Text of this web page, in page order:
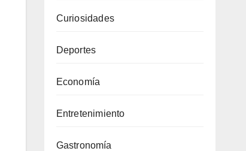
Curiosidades
Deportes
Economía
Entretenimiento
Gastronomía